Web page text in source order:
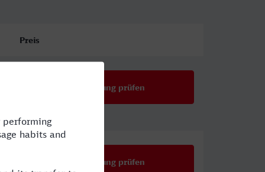
Preis
Verbindung prüfen
Verbindung prüfen